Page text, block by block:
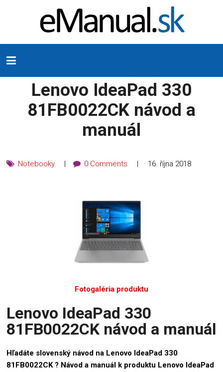
Lenovo IdeaPad 330
81FB0022CK návod a
manuál
Notebooky 0 Comments 16. října 2018
Fotogaléria produktu
Lenovo IdeaPad 330
81FB0022CK návod a manuál
Hľadáte slovenský návod na Lenovo IdeaPad 330
81FB0022CK ? Návod a manuál k produktu Lenovo IdeaPad